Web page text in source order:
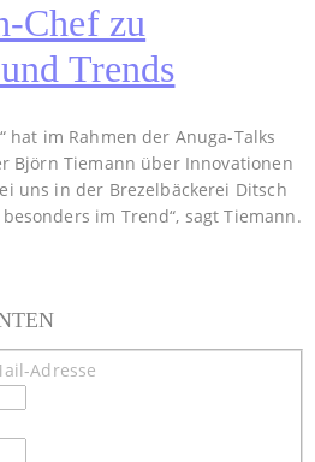
Chef zu
Trends
hat im Rahmen der Anuga-Talks
Björn Tiemann über Innovationen
uns in der Brezelbäckerei Ditsch
im Trend“, sagt Tiemann.
Adresse